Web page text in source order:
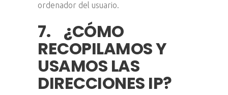
ordenador del usuario.
7. ¿CÓMO
RECOPILAMOS Y
USAMOS LAS
DIRECCIONES IP?